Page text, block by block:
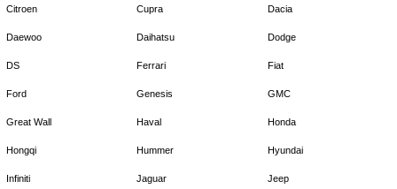
Citroen Cupra Dacia
Daewoo Daihatsu Dodge
DS Ferrari Fiat
Ford Genesis GMC
Great Wall Haval Honda
Hongqi Hummer Hyundai
Infiniti Jaguar Jeep